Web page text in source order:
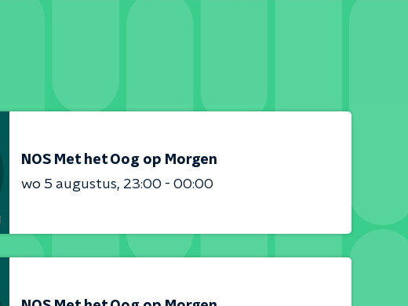
NOS Met het Oog op Morgen
wo 5 augustus 23:00 - 00:00